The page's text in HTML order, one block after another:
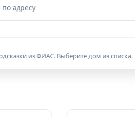
адресу
из ФИАС. Выберите дом из списка.